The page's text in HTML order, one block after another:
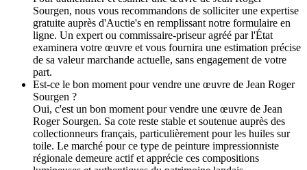
Sourgen, nous vous recommandons de solliciter une expertise
gratuite auprès d'Auctie's en remplissant notre formulaire en
ligne. Un expert ou commissaire-priseur agréé par l'État
examinera votre œuvre et vous fournira une estimation précise
de sa valeur marchande actuelle, sans engagement de votre
part.
Est-ce le bon moment pour vendre une œuvre de Jean Roger
Sourgen ?
Oui, c'est un bon moment pour vendre une œuvre de Jean
Roger Sourgen. Sa cote reste stable et soutenue auprès des
collectionneurs français, particulièrement pour les huiles sur
toile. Le marché pour ce type de peinture impressionniste
régionale demeure actif et apprécie ces compositions